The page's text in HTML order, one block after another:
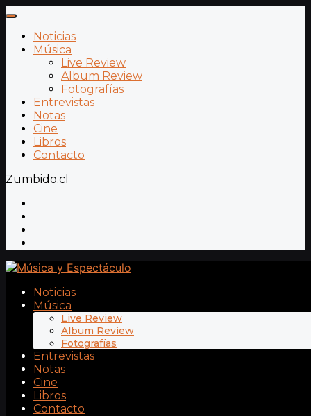
Noticias
Música
Live Review
Album Review
Fotografías
Entrevistas
Notas
Cine
Libros
Contacto
Zumbido.cl
Noticias
Música
Live Review
Album Review
Fotografías
Entrevistas
Notas
Cine
Libros
Contacto